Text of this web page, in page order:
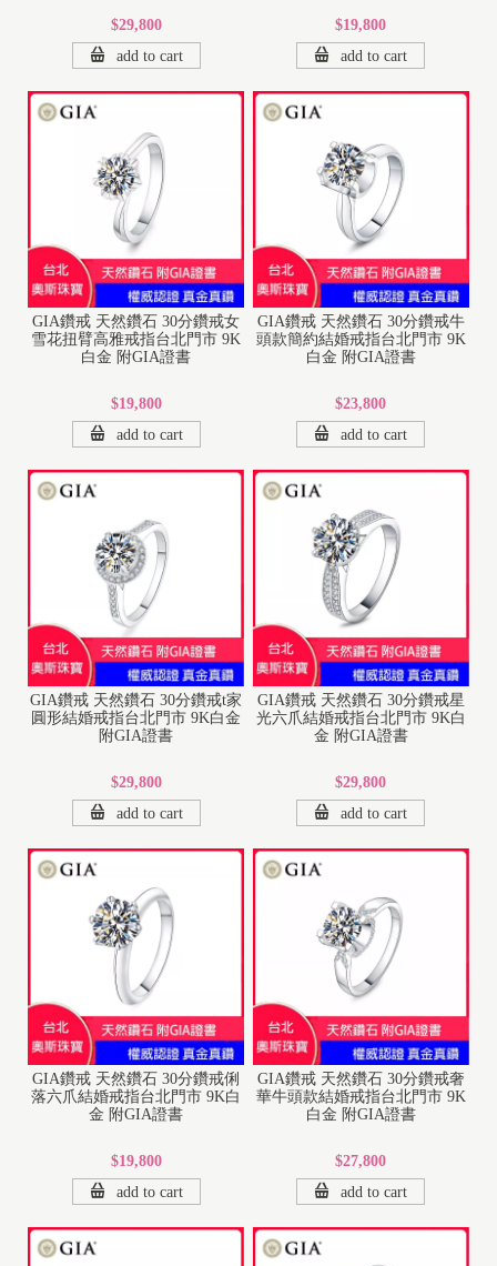
$29,800
add to cart
$19,800
add to cart
GIA鑽戒 天然鑽石 30分鑽戒女
雪花扭臂高雅戒指台北門市 9K
白金 附GIA證書
$19,800
add to cart
GIA鑽戒 天然鑽石 30分鑽戒牛
頭款簡約結婚戒指台北門市 9K
白金 附GIA證書
$23,800
add to cart
GIA鑽戒 天然鑽石 30分鑽戒t家
圓形結婚戒指台北門市 9K白金
附GIA證書
$29,800
add to cart
GIA鑽戒 天然鑽石 30分鑽戒星
光六爪結婚戒指台北門市 9K白
金 附GIA證書
$29,800
add to cart
GIA鑽戒 天然鑽石 30分鑽戒俐
落六爪結婚戒指台北門市 9K白
金 附GIA證書
$19,800
add to cart
GIA鑽戒 天然鑽石 30分鑽戒奢
華牛頭款結婚戒指台北門市 9K
白金 附GIA證書
$27,800
add to cart